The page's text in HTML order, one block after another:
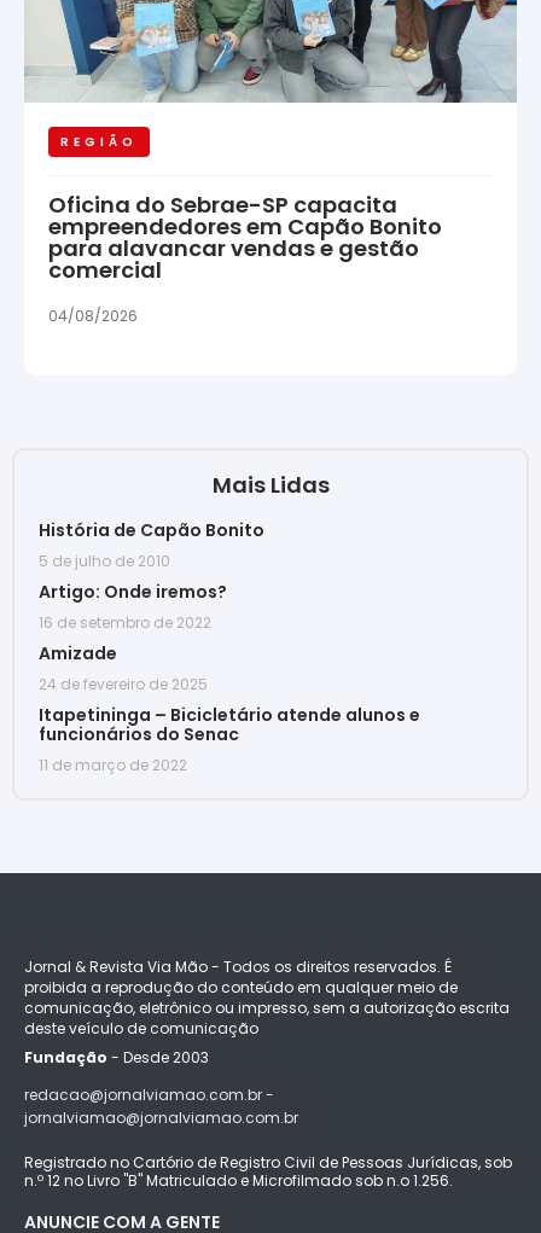
REGIÃO
Oficina do Sebrae-SP capacita
empreendedores em Capão Bonito
para alavancar vendas e gestão
comercial
04/08/2026
Mais Lidas
História de Capão Bonito
5 de julho de 2010
Artigo: Onde iremos?
16 de setembro de 2022
Amizade
24 de fevereiro de 2025
Itapetininga – Bicicletário atende alunos e
funcionários do Senac
11 de março de 2022
Jornal & Revista Via Mão - Todos os direitos reservados. É
proibida a reprodução do conteúdo em qualquer meio de
comunicação, eletrônico ou impresso, sem a autorização escrita
deste veículo de comunicação
Fundação - Desde 2003
redacao@jornalviamao.com.br -
jornalviamao@jornalviamao.com.br
Registrado no Cartório de Registro Civil de Pessoas Jurídicas, sob
n.º 12 no Livro "B" Matriculado e Microfilmado sob n.o 1.256.
ANUNCIE COM A GENTE